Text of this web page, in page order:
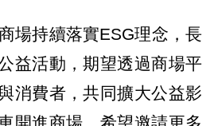
場持續落實ESG理念，長
益活動，期望透過商場平
消費者，共同擴大公益影